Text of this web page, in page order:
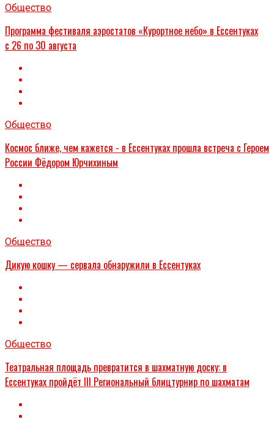
Общество
Программа фестиваля аэростатов «Курортное небо» в Ессентуках
с 26 по 30 августа
Общество
Космос ближе, чем кажется - в Ессентуках прошла встреча с Героем
России Фёдором Юрчихиным
Общество
Дикую кошку — сервала обнаружили в Ессентуках
Общество
Театральная площадь превратится в шахматную доску: в
Ессентуках пройдёт III Региональный блицтурнир по шахматам